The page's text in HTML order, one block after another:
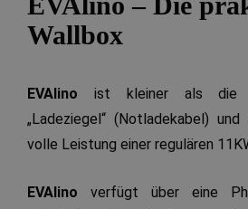
Wallbox
EVAlino ist kleiner als die
„Ladeziegel“ (Notladekabel)
volle Leistung einer regulären
EVAlino verfügt über eine